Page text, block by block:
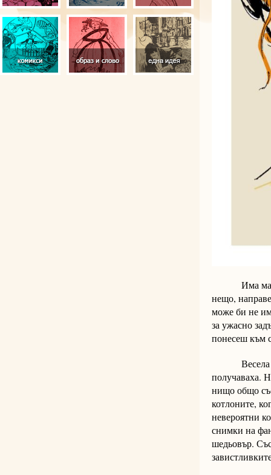
Има
нещо,
може би не им
за ужасно
понесеш към
Весела
получаваха.
нищо общо
котлоните,
невероятни
снимки на
шедьовър.